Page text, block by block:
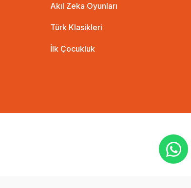
Akıl Zeka Oyunları
Türk Klasikleri
İlk Çocukluk